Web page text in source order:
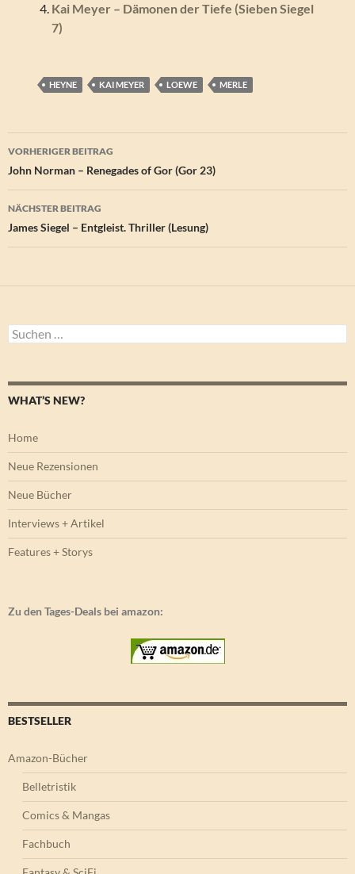
Kai Meyer – Dämonen der Tiefe (Sieben Siegel
7)
HEYNE KAI MEYER LOEWE MERLE
Beitragsnavigation
VORHERIGER BEITRAG
John Norman – Renegades of Gor (Gor 23)
NÄCHSTER BEITRAG
James Siegel – Entgleist. Thriller (Lesung)
Suchen
nach:
WHAT’S NEW?
Home
Neue Rezensionen
Neue Bücher
Interviews + Artikel
Features + Storys
Zu den Tages-Deals bei amazon:
BESTSELLER
Amazon-Bücher
Belletristik
Comics & Mangas
Fachbuch